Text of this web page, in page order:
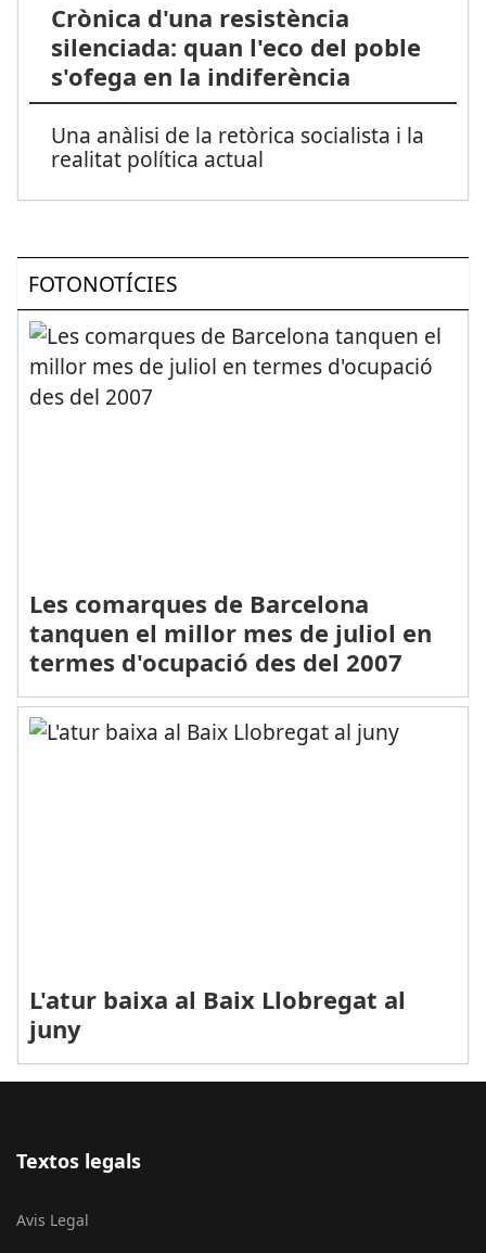
Crònica d'una resistència
silenciada: quan l'eco del poble
s'ofega en la indiferència
Una anàlisi de la retòrica socialista i la
realitat política actual
FOTONOTÍCIES
Les comarques de Barcelona
tanquen el millor mes de juliol en
termes d'ocupació des del 2007
L'atur baixa al Baix Llobregat al
juny
Textos legals
Avis Legal